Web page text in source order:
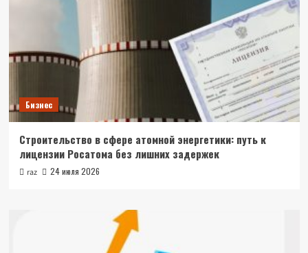
Бизнес
Строительство в сфере атомной энергетики: путь к
лицензии Росатома без лишних задержек
raz 24 июля 2026